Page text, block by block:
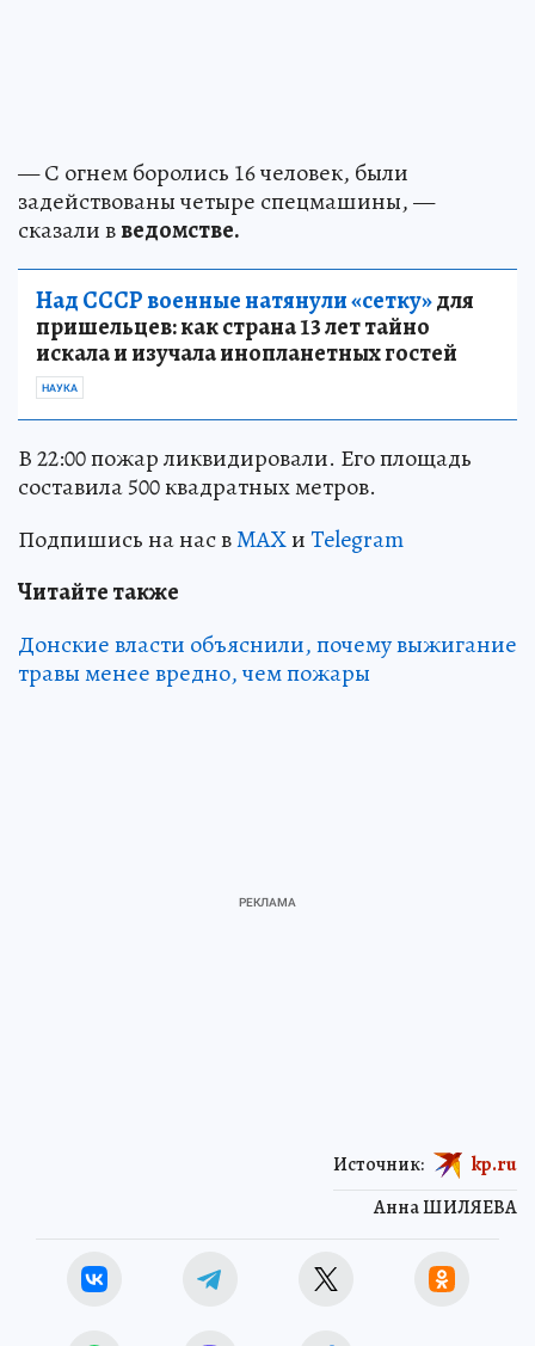
— С огнем боролись 16 человек, были
задействованы четыре спецмашины, —
сказали введомстве.
Над СССР военные натянули «сетку»для
пришельцев: как страна 13 лет тайно
искала и изучала инопланетных гостей
НАУКА
В 22:00 пожар ликвидировали. Его площадь
составила 500 квадратных метров.
Подпишись на нас вMAXиTelegram
Читайте также
Донские власти объяснили, почему выжигание
травы менее вредно, чем пожары
Анна ШИЛЯЕВА
Источник: kp.ru